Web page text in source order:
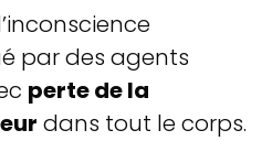
par des agents
perte de la
dans tout le corps.